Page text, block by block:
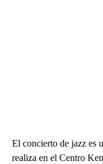
El concierto de jazz es
realiza en el Centro